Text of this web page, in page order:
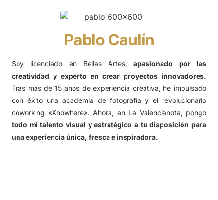
Pablo Caulín
Soy licenciado en Bellas Artes,apasionado por las
creatividad y experto en crear proyectos innovadores.
Tras más de 15 años de experiencia creativa, he impulsado
con éxito una academia de fotografía y el revolucionario
coworking «Knowhere». Ahora, en La Valencianota, pongo
todo mi talento visual y estratégico a tu disposición para
una experiencia única, fresca e inspiradora.